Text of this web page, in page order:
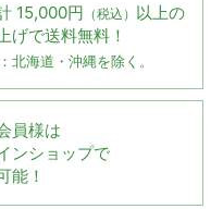
15,000円 （税込） 以上の
げで送料無料！
北海道・沖縄を除く。
員様は
ンショップで
能！